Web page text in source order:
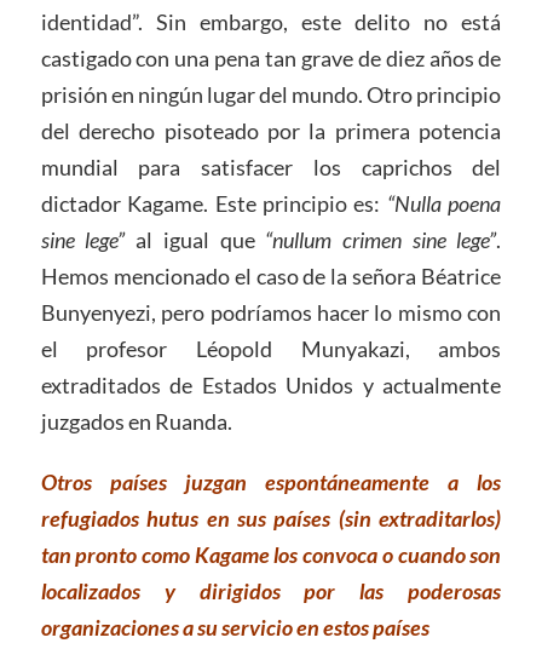
identidad”. Sin embargo, este delito no está
castigado con una pena tan grave de diez años de
prisión en ningún lugar del mundo. Otro principio
del derecho pisoteado por la primera potencia
mundial para satisfacer los caprichos del
dictador Kagame. Este principio es: “Nulla poena
sine lege”al igual que “nullum crimen sine lege”.
Hemos mencionado el caso de la señora Béatrice
Bunyenyezi, pero podríamos hacer lo mismo con
el profesor Léopold Munyakazi, ambos
extraditados de Estados Unidos y actualmente
juzgados en Ruanda.
Otros países juzgan espontáneamente a los
refugiados hutus en sus países (sin extraditarlos)
tan pronto como Kagame los convoca o cuando son
localizados y dirigidos por las poderosas
organizaciones a su servicio en estos países